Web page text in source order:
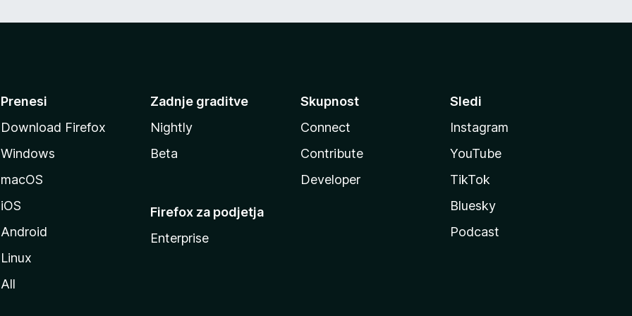
Prenesi
Download Firefox
Windows
macOS
iOS
Android
Linux
All
Zadnje graditve
Nightly
Beta
Firefox za podjetja
Enterprise
Skupnost
Connect
Contribute
Developer
Sledi
Instagram
YouTube
TikTok
Bluesky
Podcast